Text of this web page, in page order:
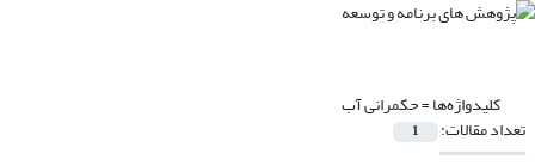
کلیدواژه‌ها =حکمرانی آب
تعداد مقالات: 1